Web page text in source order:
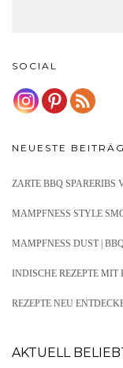
SOCIAL
NEUESTE
ZARTE BBQ SPARERIBS
MAMPFNESS STYLE
MAMPFNESS DUST |
INDISCHE REZEPTE MIT
REZEPTE NEU
AKTUELL